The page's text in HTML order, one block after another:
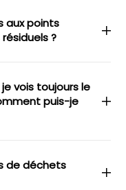
aux points
?
vois toujours le
puis-je
de déchets